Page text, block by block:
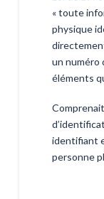
« toute
physique
un numéro
éléments
identifiant
personne